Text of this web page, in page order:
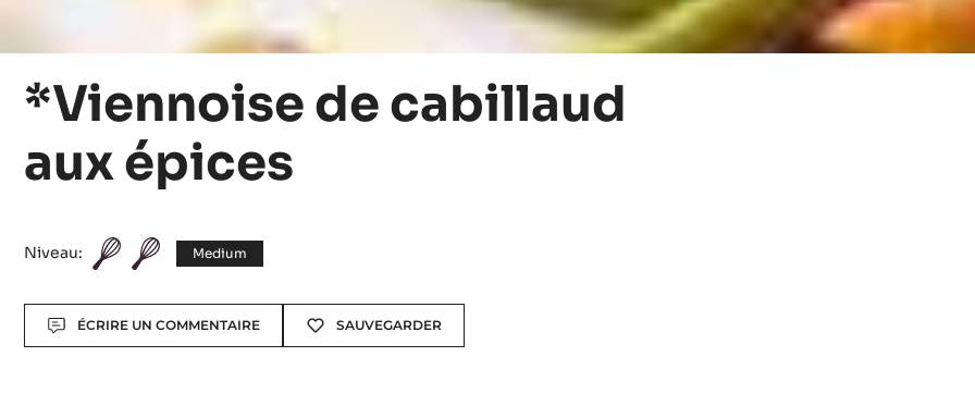
*Viennoise de cabillaud
aux épices
Niveau: Medium
Actions
ÉCRIRE UN COMMENTAIRE SAUVEGARDER